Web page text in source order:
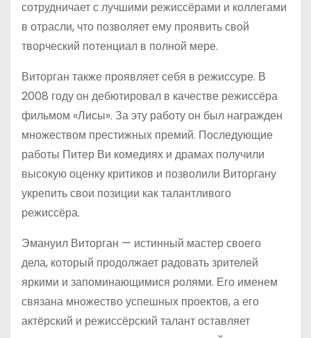
сотрудничает с лучшими режиссёрами и коллегами
в отрасли, что позволяет ему проявить свой
творческий потенциал в полной мере.
Виторган также проявляет себя в режиссуре. В
2008 году он дебютировал в качестве режиссёра
фильмом «Лисы». За эту работу он был награжден
множеством престижных премий. Последующие
работы Питер Ви комедиях и драмах получили
высокую оценку критиков и позволили Виторгану
укрепить свои позиции как талантливого
режиссёра.
Эмануил Виторган — истинный мастер своего
дела, который продолжает радовать зрителей
яркими и запоминающимися ролями. Его именем
связана множество успешных проектов, а его
актёрский и режиссёрский талант оставляет